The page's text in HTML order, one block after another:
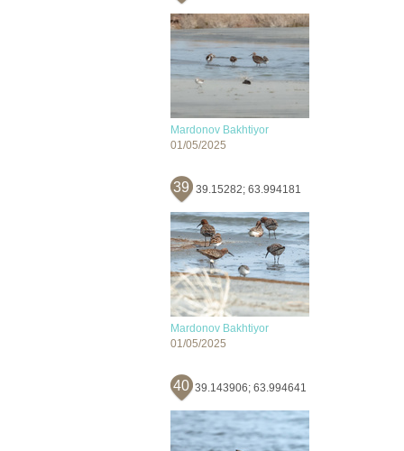
Mardonov Bakhtiyor
01/05/2025
39 39.15282; 63.994181
Mardonov Bakhtiyor
01/05/2025
40 39.143906; 63.994641